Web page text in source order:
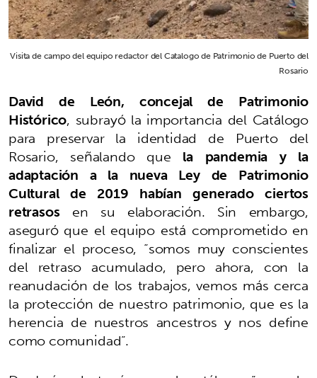
Visita de campo del equipo redactor del Catalogo de Patrimonio de Puerto del
Rosario
David de León, concejal de Patrimonio
Histórico, subrayó la importancia del Catálogo
para preservar la identidad de Puerto del
Rosario, señalando que la pandemia y la
adaptación a la nueva Ley de Patrimonio
Cultural de 2019 habían generado ciertos
retrasos en su elaboración. Sin embargo,
aseguró que el equipo está comprometido en
finalizar el proceso, “somos muy conscientes
del retraso acumulado, pero ahora, con la
reanudación de los trabajos, vemos más cerca
la protección de nuestro patrimonio, que es la
herencia de nuestros ancestros y nos define
como comunidad”.